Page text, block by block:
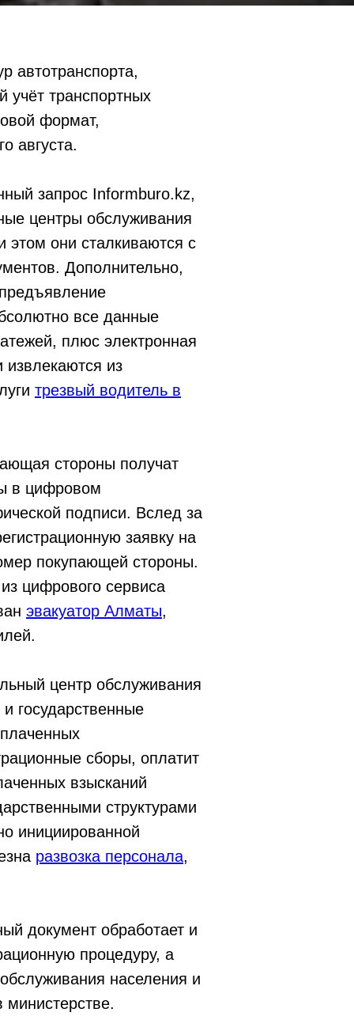
автотранспорта,
учёт транспортных
формат,
августа.
запрос Informburo.kz,
центры обслуживания
они сталкиваются с
Дополнительно,
все данные
плюс электронная
извлекаются из
трезвый водитель в
стороны получат
в цифровом
подписи. Вслед за
заявку на
покупающей стороны.
цифрового сервиса
эвакуатор Алматы,
центр обслуживания
государственные
сборы, оплатит
взысканий
структурами
инициированной
развозка персонала,
документ обработает и
процедуру, а
населения и